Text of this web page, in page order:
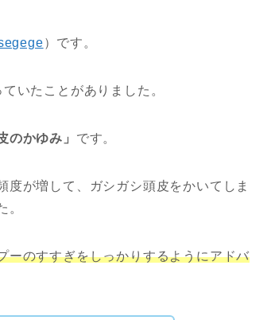
）です。
いたことがありました。
のかゆみ」 です。
度が増して、ガシガシ頭皮をかいてしま
。
ーのすすぎをしっかりするようにアドバ